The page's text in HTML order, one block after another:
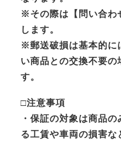
※その際は【問い合わ
します。
※郵送破損は基本的に
い商品との交換不要の
す。
□注意事項
・保証の対象は商品
る工賃や車両の損害